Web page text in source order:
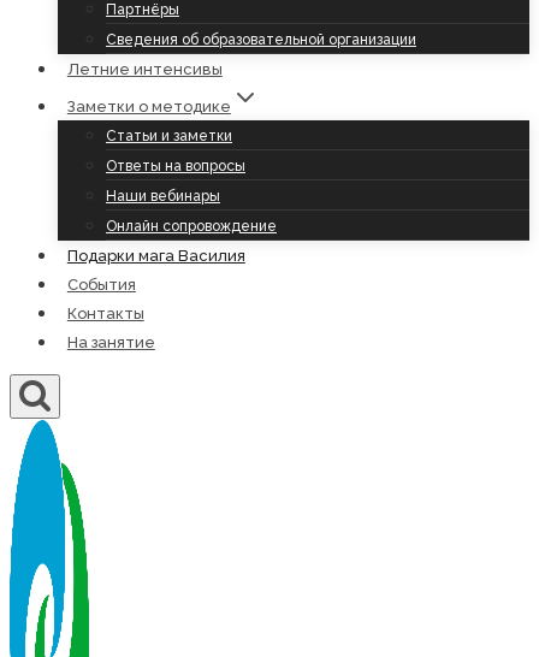
Партнёры
Сведения об образовательной организации
Летние интенсивы
Заметки о методике
Статьи и заметки
Ответы на вопросы
Наши вебинары
Онлайн сопровождение
Подарки мага Василия
События
Контакты
На занятие